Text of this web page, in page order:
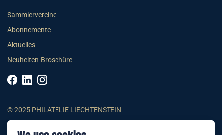
Sammlervereine
Abonnemente
Aktuelles
Neuheiten-Broschüre
© 2025 PHILATELIE LIECHTENSTEIN
AGB